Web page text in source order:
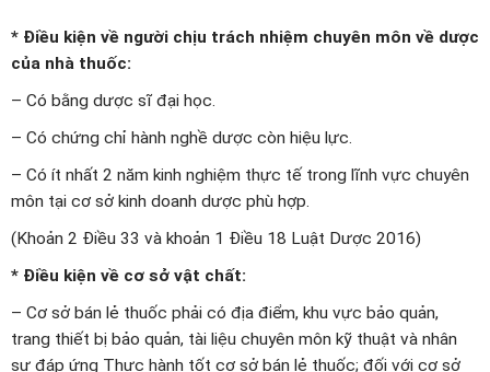
* Điều kiện về người chịu trách nhiệm chuyên môn về dược
của nhà thuốc:
– Có bằng dược sĩ đại học.
– Có chứng chỉ hành nghề dược còn hiệu lực.
– Có ít nhất 2 năm kinh nghiệm thực tế trong lĩnh vực chuyên
môn tại cơ sở kinh doanh dược phù hợp.
(Khoản 2 Điều 33 và khoản 1 Điều 18 Luật Dược 2016)
* Điều kiện về cơ sở vật chất:
– Cơ sở bán lẻ thuốc phải có địa điểm, khu vực bảo quản,
trang thiết bị bảo quản, tài liệu chuyên môn kỹ thuật và nhân
sự đáp ứng Thực hành tốt cơ sở bán lẻ thuốc; đối với cơ sở